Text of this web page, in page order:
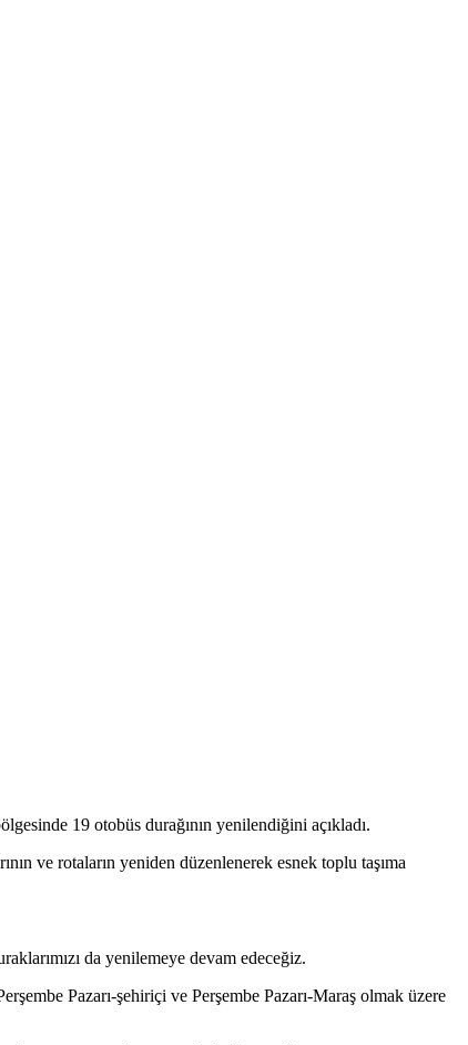
19 otobüs durağının yenilendiğini açıkladı.
ve rotaların yeniden düzenlenerek esnek toplu taşıma
da yenilemeye devam edeceğiz.
Pazarı-şehiriçi ve Perşembe Pazarı-Maraş olmak üzere